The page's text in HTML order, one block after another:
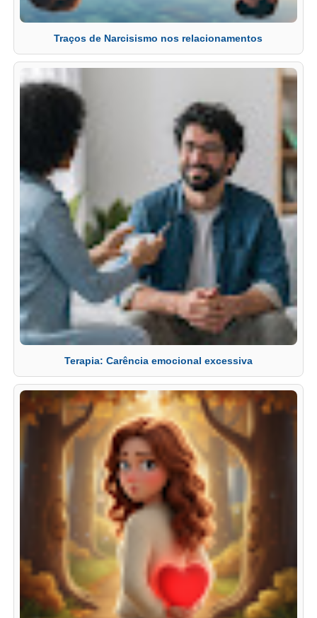
Traços de Narcisismo nos relacionamentos
Terapia: Carência emocional excessiva